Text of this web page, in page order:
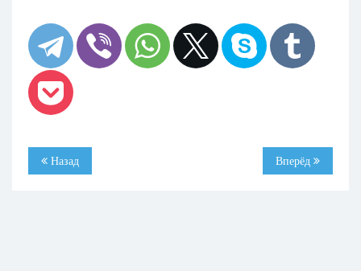
Назад Вперёд